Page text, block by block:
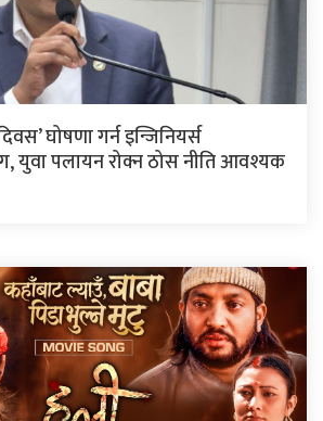
घोषणा गर्न इन्जिनियर्स
युवा पलायन रोक्न ठोस नीति आवश्यक